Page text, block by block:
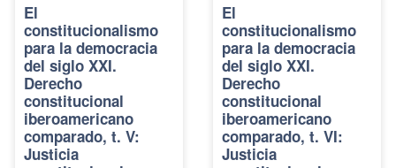
El
constitucionalismo
para la democracia
del siglo XXI.
Derecho
constitucional
iberoamericano
comparado, t. V:
Justicia
El
constitucionalismo
para la democracia
del siglo XXI.
Derecho
constitucional
iberoamericano
comparado, t. VI:
Justicia